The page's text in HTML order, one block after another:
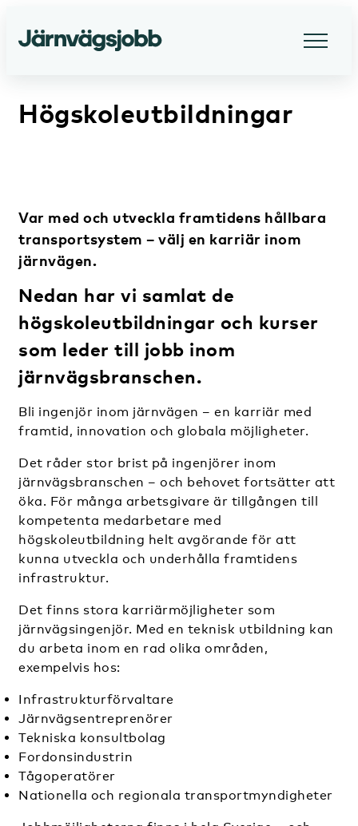
Högskoleutbildningar
Var med och utveckla framtidens hållbara
transportsystem – välj en karriär inom
järnvägen.
Nedan har vi samlat de
högskoleutbildningar och kurser
som leder till jobb inom
järnvägsbranschen.
Bli ingenjör inom järnvägen – en karriär med
framtid, innovation och globala möjligheter.
Det råder stor brist på ingenjörer inom
järnvägsbranschen – och behovet fortsätter att
öka. För många arbetsgivare är tillgången till
kompetenta medarbetare med
högskoleutbildning helt avgörande för att
kunna utveckla och underhålla framtidens
infrastruktur.
Det finns stora karriärmöjligheter som
järnvägsingenjör. Med en teknisk utbildning kan
du arbeta inom en rad olika områden,
exempelvis hos:
Infrastrukturförvaltare
Järnvägsentreprenörer
Tekniska konsultbolag
Fordonsindustrin
Tågoperatörer
Nationella och regionala transportmyndigheter